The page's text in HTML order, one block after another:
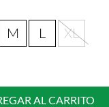
M L XL
AL CARRITO